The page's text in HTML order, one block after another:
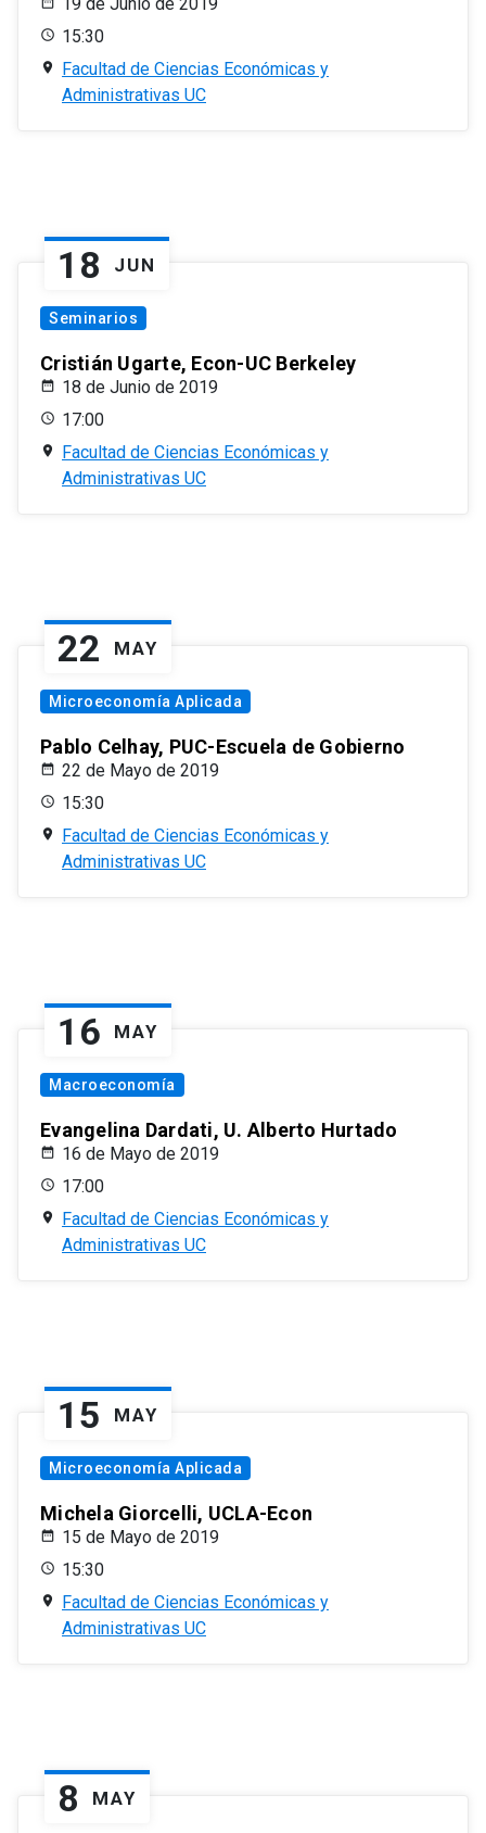
15:30
Facultad de Ciencias Económicas y
Administrativas UC
18 JUN
Seminarios
Cristián Ugarte, Econ-UC Berkeley
18 de Junio de 2019
17:00
Facultad de Ciencias Económicas y
Administrativas UC
22 MAY
Microeconomía Aplicada
Pablo Celhay, PUC-Escuela de Gobierno
22 de Mayo de 2019
15:30
Facultad de Ciencias Económicas y
Administrativas UC
16 MAY
Macroeconomía
Evangelina Dardati, U. Alberto Hurtado
16 de Mayo de 2019
17:00
Facultad de Ciencias Económicas y
Administrativas UC
15 MAY
Microeconomía Aplicada
Michela Giorcelli, UCLA-Econ
15 de Mayo de 2019
15:30
Facultad de Ciencias Económicas y
Administrativas UC
8 MAY